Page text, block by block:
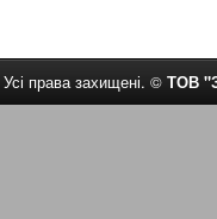
Усі права захищені. © ТОВ